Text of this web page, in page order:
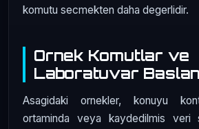
komutu secmekten daha degerlidir.
Ornek Komutlar ve
Laboratuvar
Asagidaki ornekler, konuyu
ortaminda veya kaydedilmis veri